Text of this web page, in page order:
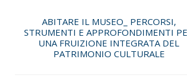
ABITARE IL MUSEO_ PERCORSI,
STRUMENTI E APPROFONDIMENTI
UNA FRUIZIONE INTEGRATA DEL
PATRIMONIO CULTURALE